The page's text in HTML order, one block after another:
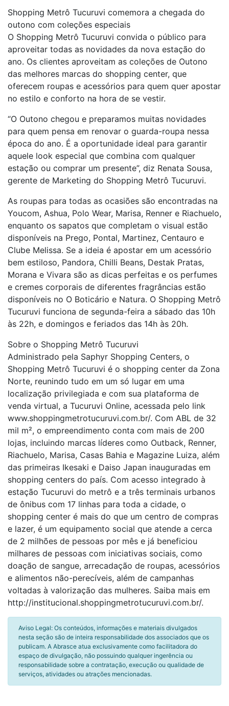
Shopping Metrô Tucuruvi comemora a chegada do
outono com coleções especiais
O Shopping Metrô Tucuruvi convida o público para
aproveitar todas as novidades da nova estação do
ano. Os clientes aproveitam as coleções de Outono
das melhores marcas do shopping center, que
oferecem roupas e acessórios para quem quer apostar
no estilo e conforto na hora de se vestir.
“O Outono chegou e preparamos muitas novidades
para quem pensa em renovar o guarda-roupa nessa
época do ano. É a oportunidade ideal para garantir
aquele look especial que combina com qualquer
estação ou comprar um presente”, diz Renata Sousa,
gerente de Marketing do Shopping Metrô Tucuruvi.
As roupas para todas as ocasiões são encontradas na
Youcom, Ashua, Polo Wear, Marisa, Renner e Riachuelo,
enquanto os sapatos que completam o visual estão
disponíveis na Prego, Pontal, Martinez, Centauro e
Clube Melissa. Se a ideia é apostar em um acessório
bem estiloso, Pandora, Chilli Beans, Destak Pratas,
Morana e Vivara são as dicas perfeitas e os perfumes
e cremes corporais de diferentes fragrâncias estão
disponíveis no O Boticário e Natura. O Shopping Metrô
Tucuruvi funciona de segunda-feira a sábado das 10h
às 22h, e domingos e feriados das 14h às 20h.
Sobre o Shopping Metrô Tucuruvi
Administrado pela Saphyr Shopping Centers, o
Shopping Metrô Tucuruvi é o shopping center da Zona
Norte, reunindo tudo em um só lugar em uma
localização privilegiada e com sua plataforma de
venda virtual, a Tucuruvi Online, acessada pelo link
www.shoppingmetrotucuruvi.com.br/. Com ABL de 32
mil m², o empreendimento conta com mais de 200
lojas, incluindo marcas líderes como Outback, Renner,
Riachuelo, Marisa, Casas Bahia e Magazine Luiza, além
das primeiras Ikesaki e Daiso Japan inauguradas em
shopping centers do país. Com acesso integrado à
estação Tucuruvi do metrô e a três terminais urbanos
de ônibus com 17 linhas para toda a cidade, o
shopping center é mais do que um centro de compras
e lazer, é um equipamento social que atende a cerca
de 2 milhões de pessoas por mês e já beneficiou
milhares de pessoas com iniciativas sociais, como
doação de sangue, arrecadação de roupas, acessórios
e alimentos não-perecíveis, além de campanhas
voltadas à valorização das mulheres. Saiba mais em
http://institucional.shoppingmetrotucuruvi.com.br/.
Aviso Legal: Os conteúdos, informações e materiais divulgados
nesta seção são de inteira responsabilidade dos associados que os
publicam. A Abrasce atua exclusivamente como facilitadora do
espaço de divulgação, não possuindo qualquer ingerência ou
responsabilidade sobre a contratação, execução ou qualidade de
serviços, atividades ou atrações mencionadas.